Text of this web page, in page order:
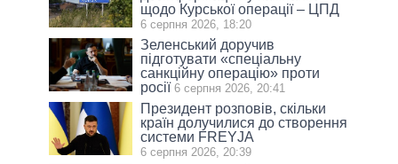
щодо Курської операції – ЦПД
6 серпня 2026, 18:20
Зеленський доручив
підготувати «спеціальну
санкційну операцію» проти
росії 6 серпня 2026, 20:41
Президент розповів, скільки
країн долучилися до створення
системи FREYJA
6 серпня 2026, 20:39